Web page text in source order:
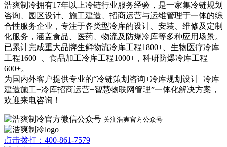
浩爽制冷拥有17年以上冷链行业服务经验，是一家集冷链规划
咨询、园区设计、施工建造、招商运营与运维管理于一体的综
合性服务企业，专注于各类型冷库的设计、安装、维修及定制
化服务，涵盖食品、医药、物流及防爆冷库等多种应用场景。
已累计完成重大品牌生鲜物流冷库工程1800+、生物医疗冷库
工程1600+、食品加工冷库工程1000+，科研防爆冷库工程
600+。
为国内外客户提供专业的“冷链策划咨询+冷库规划设计+冷库
建造施工+冷库招商运营+智慧物联网管理”一体化解决方案，
欢迎来电咨询！
关注浩爽官方公众号
点击拨打：400-861-7579